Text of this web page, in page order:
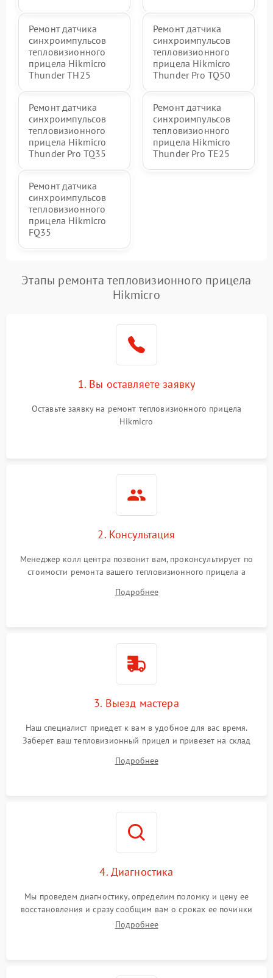
Ремонт датчика
синхроимпульсов
тепловизионного
прицела Hikmicro
Thunder TH25
Ремонт датчика
синхроимпульсов
тепловизионного
прицела Hikmicro
Thunder Pro TQ50
Ремонт датчика
синхроимпульсов
тепловизионного
прицела Hikmicro
Thunder Pro TQ35
Ремонт датчика
синхроимпульсов
тепловизионного
прицела Hikmicro
Thunder Pro TE25
Ремонт датчика
синхроимпульсов
тепловизионного
прицела Hikmicro
FQ35
Этапы ремонта тепловизионного прицела
Hikmicro
1. Вы оставляете заявку
Оставьте заявку на ремонт тепловизионного прицела
Hikmicro
2. Консультация
Менеджер колл центра позвонит вам, проконсультирует по
стоимости ремонта вашего тепловизионного прицела а
Подробнее
3. Выезд мастера
Наш специалист приедет к вам в удобное для вас время.
Заберет ваш тепловизионный прицел и привезет на склад
Подробнее
4. Диагностика
Мы проведем диагностику, определим поломку и цену ее
восстановления и сразу сообщим вам о сроках ее починки
Подробнее